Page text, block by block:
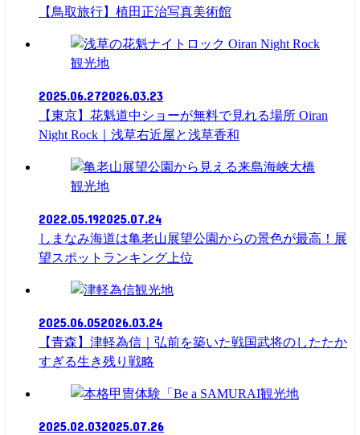
【鳥取旅行】植田正治写真美術館
観光地
2025.06.272026.03.23
【東京】花魁道中ショーが無料で見れる場所 Oiran
Night Rock｜浅草右近屋と浅草香和
観光地
2022.05.192025.07.24
しまなみ海道は亀老山展望公園からの景色が最高！展
望スポットランキング上位
観光地
2025.06.052026.03.24
【青森】津軽為信｜弘前を築いた戦国武将のしたたか
すぎる生き残り戦略
観光地
2025.02.032025.07.26